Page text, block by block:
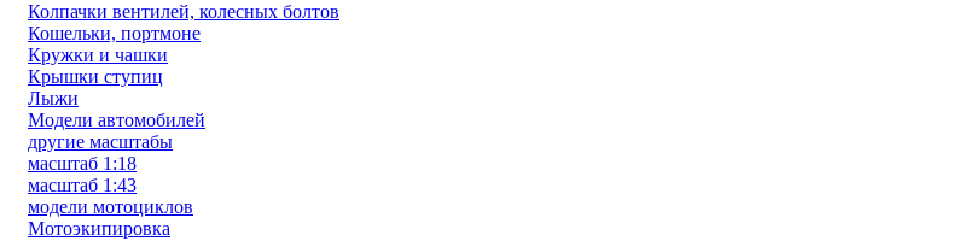
Колпачки вентилей, колесных болтов
Кошельки, портмоне
Кружки и чашки
Крышки ступиц
Лыжи
Модели автомобилей
другие масштабы
масштаб 1:18
масштаб 1:43
модели мотоциклов
Мотоэкипировка